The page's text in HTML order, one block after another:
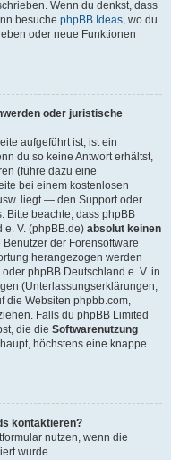
Wenn du denkst, dass
besuche phpBB Ideas, wo du
oder neue Funktionen
oder juristische
aufgeführt ist, ist ein
du so keine Antwort erhältst,
(führe dazu eine
bei einem kostenlosen
liegt — den Support oder
Bitte beachte, dass phpBB
e. V. (phpBB.de) absolut keinen
der Forensoftware
herangezogen werden
phpBB Deutschland e. V. in
(Unterlassungserklärungen,
die Websiten phpbb.com,
Falls du phpBB Limited
die die Softwarenutzung
höchstens eine knappe
kontaktieren?
nutzen, wenn die
wurde.